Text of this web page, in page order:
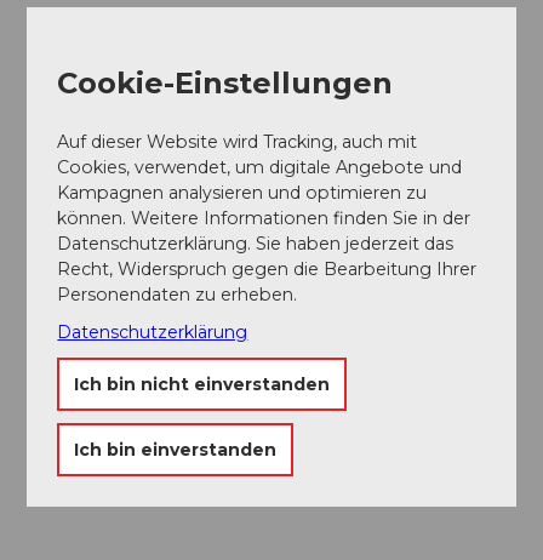
Feste/Hochzeiten
Produkte
Fisch
Social Media
Facebook
Ansprechpartner:in
Cookie-Einstellungen
Auf dieser Website wird Tracking, auch mit
Cookies, verwendet, um digitale Angebote und
Kampagnen analysieren und optimieren zu
können. Weitere Informationen finden Sie in der
Datenschutzerklärung. Sie haben jederzeit das
Recht, Widerspruch gegen die Bearbeitung Ihrer
Personendaten zu erheben.
Datenschutzerklärung
Ich bin nicht einverstanden
Ich bin einverstanden